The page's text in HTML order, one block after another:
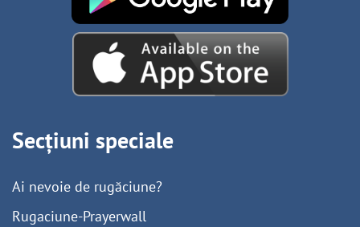
Secțiuni speciale
Ai nevoie de rugăciune?
Rugaciune-Prayerwall